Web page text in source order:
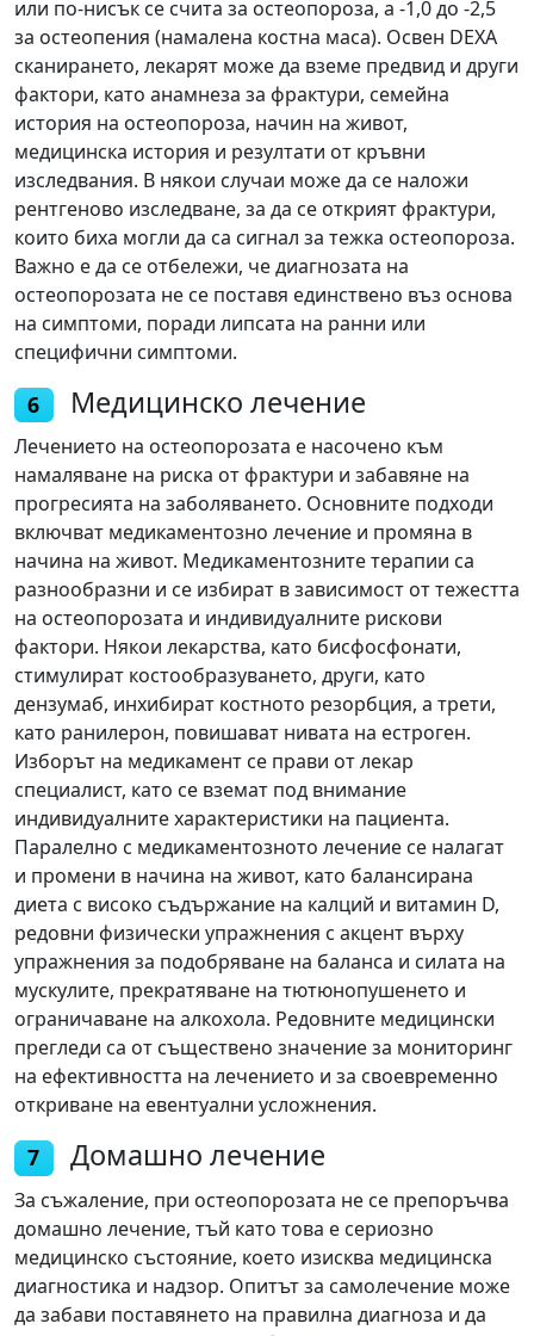
или по-нисък се счита за остеопороза, а -1,0 до -2,5
за остеопения (намалена костна маса). Освен DEXA
сканирането, лекарят може да вземе предвид и други
фактори, като анамнеза за фрактури, семейна
история на остеопороза, начин на живот,
медицинска история и резултати от кръвни
изследвания. В някои случаи може да се наложи
рентгеново изследване, за да се открият фрактури,
които биха могли да са сигнал за тежка остеопороза.
Важно е да се отбележи, че диагнозата на
остеопорозата не се поставя единствено въз основа
на симптоми, поради липсата на ранни или
специфични симптоми.
6 Медицинско лечение
Лечението на остеопорозата е насочено към
намаляване на риска от фрактури и забавяне на
прогресията на заболяването. Основните подходи
включват медикаментозно лечение и промяна в
начина на живот. Медикаментозните терапии са
разнообразни и се избират в зависимост от тежестта
на остеопорозата и индивидуалните рискови
фактори. Някои лекарства, като бисфосфонати,
стимулират костообразуването, други, като
дензумаб, инхибират костното резорбция, а трети,
като ранилерон, повишават нивата на естроген.
Изборът на медикамент се прави от лекар
специалист, като се вземат под внимание
индивидуалните характеристики на пациента.
Паралелно с медикаментозното лечение се налагат
и промени в начина на живот, като балансирана
диета с високо съдържание на калций и витамин D,
редовни физически упражнения с акцент върху
упражнения за подобряване на баланса и силата на
мускулите, прекратяване на тютюнопушенето и
ограничаване на алкохола. Редовните медицински
прегледи са от съществено значение за мониторинг
на ефективността на лечението и за своевременно
откриване на евентуални усложнения.
7 Домашно лечение
За съжаление, при остеопорозата не се препоръчва
домашно лечение, тъй като това е сериозно
медицинско състояние, което изисква медицинска
диагностика и надзор. Опитът за самолечение може
да забави поставянето на правилна диагноза и да